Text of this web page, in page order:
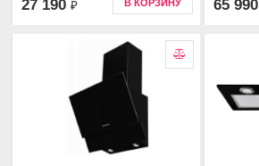
27 190 ₽ В КОРЗИНУ 65 990